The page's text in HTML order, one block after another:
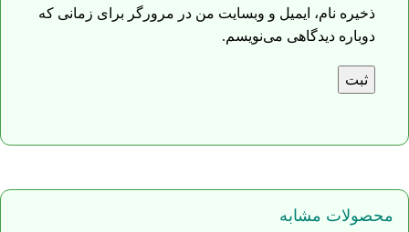
ذخیره نام، ایمیل و وبسایت من در مرورگر برای زمانی که
دوباره دیدگاهی می‌نویسم.
محصولات مشابه